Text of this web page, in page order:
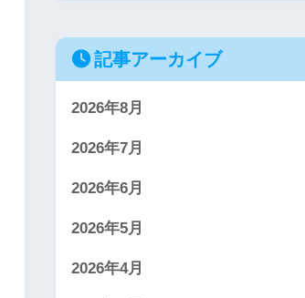
記事アーカイブ
2026年8月
2026年7月
2026年6月
2026年5月
2026年4月